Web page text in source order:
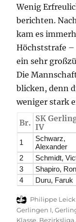
Wenig
berichten.
kam es
Höchststrafe –
ein sehr
Die
blicken, denn
weniger stark
Br. SK
IV
1
Schwarz,
Alexander
2
Schmidt,
3
Shapiro,
4
Duru, Faruk
Autor
Philippe Leick
Gerlingen I,
Klasse, Bezirksliga,